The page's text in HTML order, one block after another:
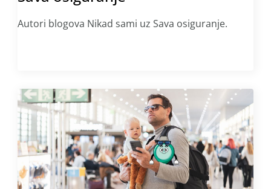
Autori blogova Nikad sami uz Sava osiguranje.